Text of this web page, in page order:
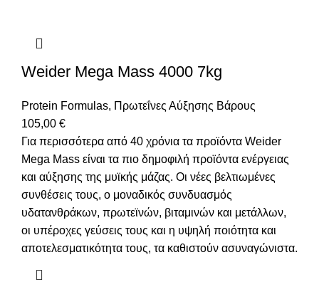
Weider Mega Mass 4000 7kg
Protein Formulas, Πρωτεΐνες Αύξησης Βάρους
105,00 €
Για περισσότερα από 40 χρόνια τα προϊόντα Weider
Mega Mass είναι τα πιο δημοφιλή προϊόντα ενέργειας
και αύξησης της μυϊκής μάζας. Οι νέες βελτιωμένες
συνθέσεις τους, ο μοναδικός συνδυασμός
υδατανθράκων, πρωτεϊνών, βιταμινών και μετάλλων,
οι υπέροχες γεύσεις τους και η υψηλή ποιότητα και
αποτελεσματικότητα τους, τα καθιστούν ασυναγώνιστα.